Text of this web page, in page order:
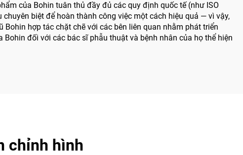
của Bohin tuân thủ đầy đủ các quy định quốc tế (như ISO
biệt để hoàn thành công việc một cách hiệu quả — vì vậy,
hợp tác chặt chẽ với các bên liên quan nhằm phát triển
đối với các bác sĩ phẫu thuật và bệnh nhân của họ thể hiện
chỉnh hình